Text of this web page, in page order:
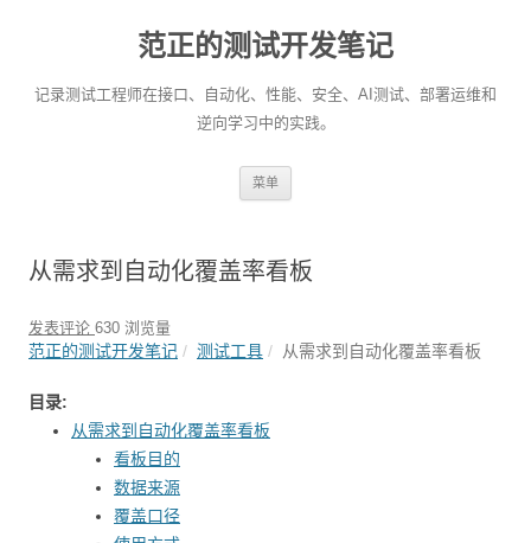
范正的测试开发笔记
记录测试工程师在接口、自动化、性能、安全、AI测试、部署运维和
逆向学习中的实践。
菜单
从需求到自动化覆盖率看板
发表评论 630 浏览量
范正的测试开发笔记 测试工具 从需求到自动化覆盖率看板
目录:
从需求到自动化覆盖率看板
看板目的
数据来源
覆盖口径